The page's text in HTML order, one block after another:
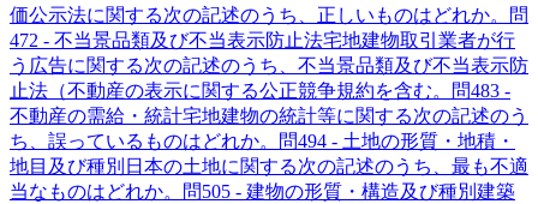
価公示法に関する次の記述のうち、正しいものはどれか。
問
472 - 不当景品類及び不当表示防止法宅地建物取引業者が行
う広告に関する次の記述のうち、不当景品類及び不当表示防
止法（不動産の表示に関する公正競争規約を含む。
問483 -
不動産の需給・統計宅地建物の統計等に関する次の記述のう
ち、誤っているものはどれか。
問494 - 土地の形質・地積・
地目及び種別 日本の土地に関する次の記述のうち、最も不適
当なものはどれか。
問505 - 建物の形質・構造及び種別 建築